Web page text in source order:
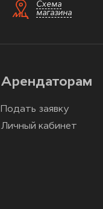
Схема
магазина
Арендаторам
Подать заявку
Личный кабинет